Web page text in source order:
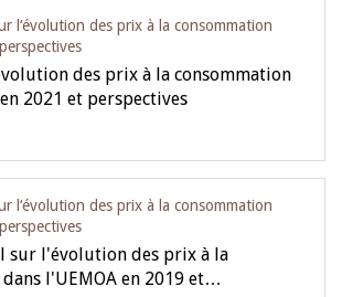
l‘évolution des prix à la consommation
des prix à la consommation
2021 et perspectives
l‘évolution des prix à la consommation
sur l'évolution des prix à la
l'UEMOA en 2019 et…